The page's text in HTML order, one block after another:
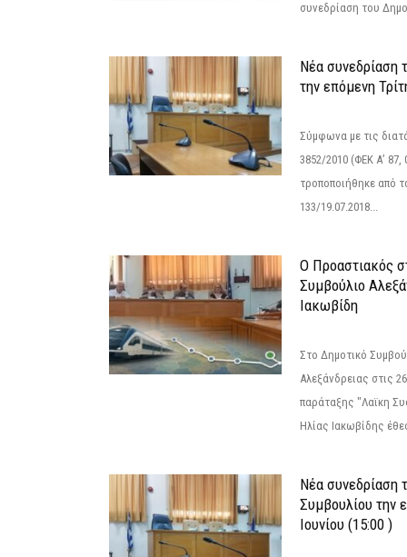
συνεδρίαση του
Νέα συνεδρίαση
την επόμενη
Σύμφωνα με τις
3852/2010 (ΦΕΚ Α’ 87,
τροποποιήθηκε από
133/19.07.2018...
Ο Προαστιακός
Συμβούλιο
Ιακωβίδη
Στο Δημοτικό
Αλεξάνδρειας στις
παράταξης "Λαϊκη
Ηλίας Ιακωβίδης
Νέα συνεδρίαση
Συμβουλίου την
Ιουνίου (15:00 )